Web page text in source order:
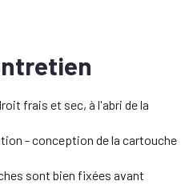
frais et sec, à l'abri de la
- conception de la cartouche
sont bien fixées avant